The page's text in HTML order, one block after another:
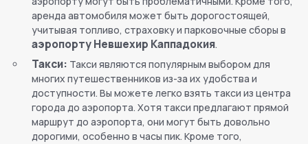
аренда автомобиля может быть дорогостоящей,
учитывая топливо, страховку и парковочные сборы в
аэропорту Невшехир Каппадокия.
Такси: Такси являются популярным выбором для
многих путешественников из-за их удобства и
доступности. Вы можете легко взять такси из центра
города до аэропорта. Хотя такси предлагают прямой
маршрут до аэропорта, они могут быть довольно
дорогими, особенно в часы пик. Кроме того,